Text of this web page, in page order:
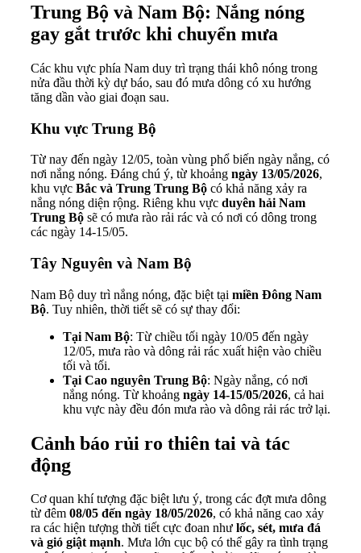
Trung Bộ và Nam Bộ: Nắng nóng
gay gắt trước khi chuyển mưa
Các khu vực phía Nam duy trì trạng thái khô nóng trong
nửa đầu thời kỳ dự báo, sau đó mưa dông có xu hướng
tăng dần vào giai đoạn sau.
Khu vực Trung Bộ
Từ nay đến ngày 12/05, toàn vùng phổ biến ngày nắng, có
nơi nắng nóng. Đáng chú ý, từ khoảng ngày 13/05/2026,
khu vực Bắc và Trung Trung Bộ có khả năng xảy ra
nắng nóng diện rộng. Riêng khu vực duyên hải Nam
Trung Bộ sẽ có mưa rào rải rác và có nơi có dông trong
các ngày 14-15/05.
Tây Nguyên và Nam Bộ
Nam Bộ duy trì nắng nóng, đặc biệt tại miền Đông Nam
Bộ. Tuy nhiên, thời tiết sẽ có sự thay đổi:
Tại Nam Bộ: Từ chiều tối ngày 10/05 đến ngày
12/05, mưa rào và dông rải rác xuất hiện vào chiều
tối và tối.
Tại Cao nguyên Trung Bộ: Ngày nắng, có nơi
nắng nóng. Từ khoảng ngày 14-15/05/2026, cả hai
khu vực này đều đón mưa rào và dông rải rác trở lại.
Cảnh báo rủi ro thiên tai và tác
động
Cơ quan khí tượng đặc biệt lưu ý, trong các đợt mưa dông
từ đêm 08/05 đến ngày 18/05/2026, có khả năng cao xảy
ra các hiện tượng thời tiết cực đoan như lốc, sét, mưa đá
và gió giật mạnh. Mưa lớn cục bộ có thể gây ra tình trạng